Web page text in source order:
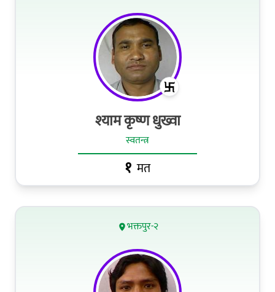
श्याम कृष्ण धुख्वा
स्वतन्त्र
१ मत
भक्तपुर-२